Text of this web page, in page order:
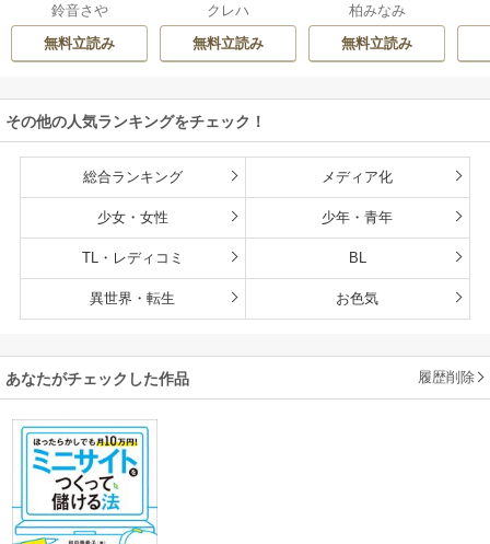
た
鈴音さや
無料立読み
クレハ
無料立読み
私を捨てる
柏みなみ
無料立読み
その他の人気ランキングをチェック！
総合ランキング メディア化
少女・女性 少年・青年
TL・レディコミ BL
異世界・転生 お色気
あなたがチェックした作品 履歴削除